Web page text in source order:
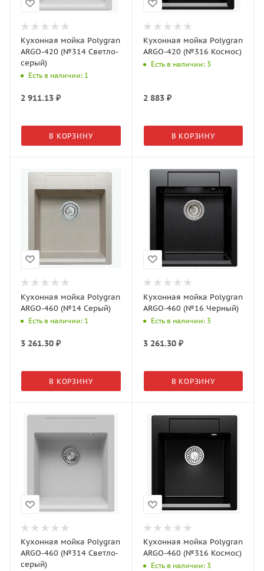
Кухонная мойка Polygran
ARGO-420 (№314 Светло-
серый)
Есть в наличии: 1
2 911.13 ₽
В КОРЗИНУ
Кухонная мойка Polygran
ARGO-420 (№316 Космос)
Есть в наличии: 3
2 883₽
В КОРЗИНУ
Кухонная мойка Polygran
ARGO-460 (№14 Серый)
Есть в наличии: 1
3 261.30 ₽
В КОРЗИНУ
Кухонная мойка Polygran
ARGO-460 (№16 Черный)
Есть в наличии: 3
3 261.30₽
В КОРЗИНУ
Кухонная мойка Polygran
ARGO-460 (№314 Светло-
серый)
Кухонная мойка Polygran
ARGO-460 (№316 Космос)
Есть в наличии: 3